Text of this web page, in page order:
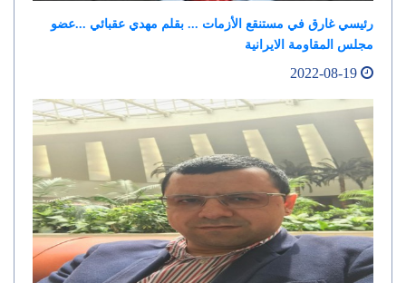
رئيسي غارق في مستنقع الأزمات ... بقلم مهدي عقبائي ...عضو
مجلس المقاومة الايرانية